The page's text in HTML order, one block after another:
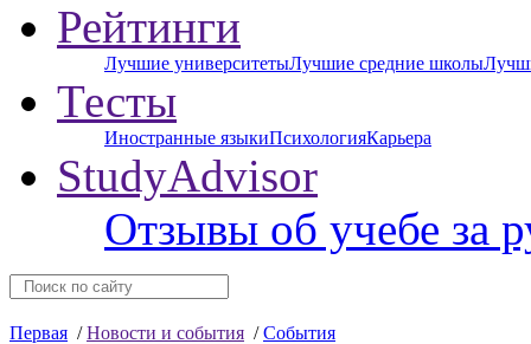
Рейтинги
Лучшие университетыЛучшие средние школы
Тесты
Иностранные языкиПсихологияКарьера
StudyAdvisor
Отзывы об учебе за
Первая /Новости и события /События